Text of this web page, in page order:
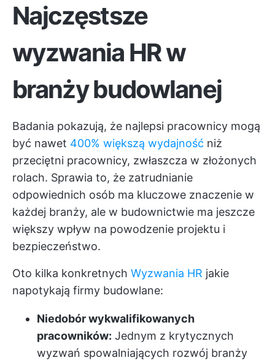
Najczęstsze
wyzwania HR w
branży budowlanej
Badania pokazują, że najlepsi pracownicy mogą
być nawet 400% większą wydajność niż
przeciętni pracownicy, zwłaszcza w złożonych
rolach. Sprawia to, że zatrudnianie
odpowiednich osób ma kluczowe znaczenie w
każdej branży, ale w budownictwie ma jeszcze
większy wpływ na powodzenie projektu i
bezpieczeństwo.
Oto kilka konkretnych Wyzwania HR jakie
napotykają firmy budowlane:
Niedobór wykwalifikowanych
pracowników: Jednym z krytycznych
wyzwań spowalniających rozwój branży